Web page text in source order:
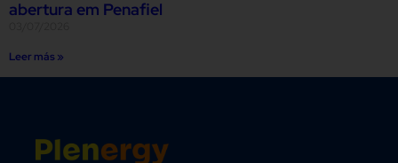
abertura em Penafiel
Leer más »